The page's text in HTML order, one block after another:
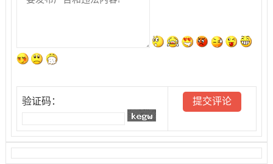
验证码：